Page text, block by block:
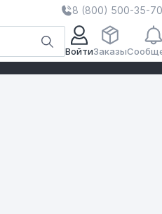
8 (800) 500-35-70
ВойтиЗаказы